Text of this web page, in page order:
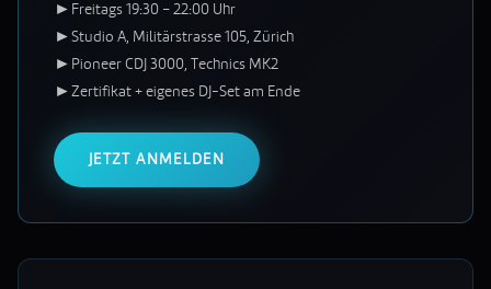
► Freitags 19:30 – 22:00 Uhr
► Studio A, Militärstrasse 105, Zürich
► Pioneer CDJ 3000, Technics MK2
► Zertifikat + eigenes DJ-Set am Ende
JETZT ANMELDEN